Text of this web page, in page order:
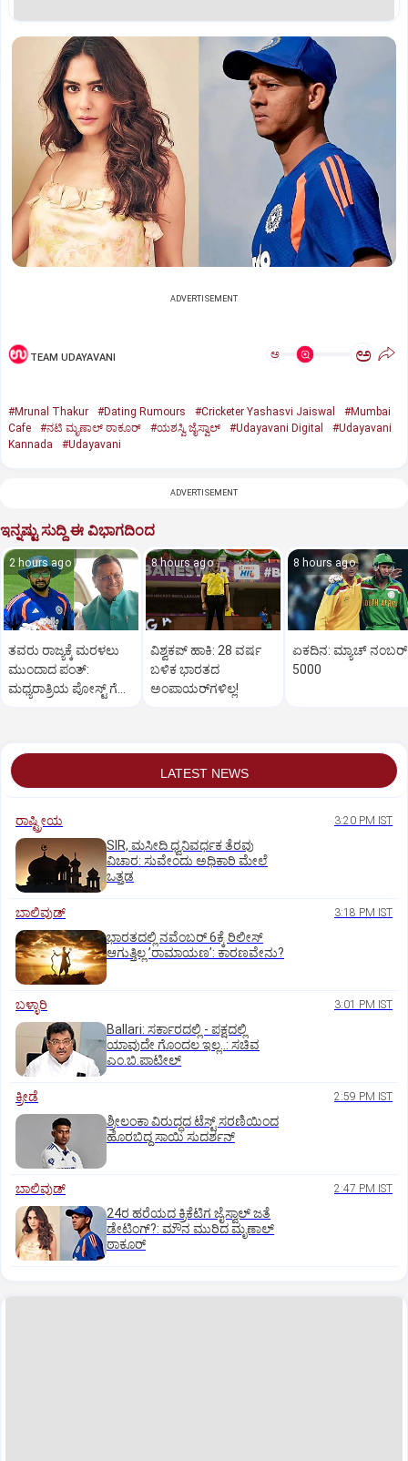
ADVERTISEMENT
TEAM UDAYAVANI ಅ ಅ
#Mrunal Thakur #Dating Rumours #Cricketer Yashasvi Jaiswal
#Mumbai
Cafe
#ನಟಿ ಮೃಣಾಲ್‌ ಠಾಕೂರ್‌ #ಯಶಸ್ವಿ ಜೈಸ್ವಾಲ್ #Udayavani Digital
#Udayavani
Kannada
#Udayavani
ADVERTISEMENT
ಇನ್ನಷ್ಟು ಸುದ್ದಿ ಈ ವಿಭಾಗದಿಂದ
2 hours ago
ತವರು ರಾಜ್ಯಕ್ಕೆ ಮರಳಲು
ಮುಂದಾದ ಪಂತ್:‌
ಮಧ್ಯರಾತ್ರಿಯ ಪೋಸ್ಟ್‌ ಗೆ
8 hours ago
ವಿಶ್ವಕಪ್‌ ಹಾಕಿ: 28 ವರ್ಷ
ಬಳಿಕ ಭಾರತದ
ಅಂಪಾಯರ್‌ಗಳಿಲ್ಲ!
8 hours ago
ಏಕದಿನ: ಮ್ಯಾಚ್‌ ನಂಬರ್‌
5000
LATEST NEWS
ರಾಷ್ಟ್ರೀಯ 3:20 PM IST
SIR, ಮಸೀದಿ ಧ್ವನಿವರ್ಧಕ ತೆರವು
ವಿಚಾರ: ಸುವೇಂದು ಅಧಿಕಾರಿ ಮೇಲೆ
ಒತ್ತಡ
ಬಾಲಿವುಡ್‌ 3:18 PM IST
ಭಾರತದಲ್ಲಿ ನವೆಂಬರ್‌ 6ಕ್ಕೆ ರಿಲೀಸ್‌
ಆಗುತ್ತಿಲ್ಲ ʼರಾಮಾಯಣʼ: ಕಾರಣವೇನು?
ಬಳ್ಳಾರಿ 3:01 PM IST
Ballari: ಸರ್ಕಾರದಲ್ಲಿ - ಪಕ್ಷದಲ್ಲಿ
ಯಾವುದೇ ಗೊಂದಲ ಇಲ್ಲ..: ಸಚಿವ
ಎಂ.ಬಿ.ಪಾಟೀಲ್
ಕ್ರೀಡೆ 2:59 PM IST
ಶ್ರೀಲಂಕಾ ವಿರುದ್ಧದ ಟೆಸ್ಟ್ ಸರಣಿಯಿಂದ
ಹೊರಬಿದ್ದ ಸಾಯಿ ಸುದರ್ಶನ್
ಬಾಲಿವುಡ್‌ 2:47 PM IST
24ರ ಹರೆಯದ ಕ್ರಿಕೆಟಿಗ ಜೈಸ್ವಾಲ್‌ ಜತೆ
ಡೇಟಿಂಗ್?:‌ ಮೌನ ಮುರಿದ ಮೃಣಾಲ್‌
ಠಾಕೂರ್